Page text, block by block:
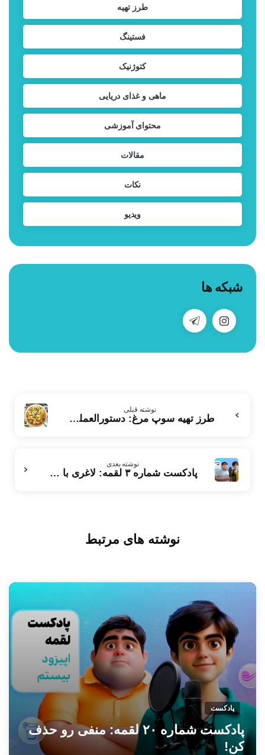
طرز تهیه
فستینگ
کتوژنیک
ماهی و غذای دریایی
محتوای آموزشی
مقالات
نکات
ویدیو
شبکه ها
بخوانید
نوشته قبلی
طرز تهیه سوپ مرغ: دستورالعملی خوشمزه و مغذی برای سبک زندگی سالم
نوشته بعدی
پادکست شماره ۳ لقمه: لاغری با مدیتیشن
نوشته های مرتبط
پادکست
پادکست شماره ۲۰ لقمه: منفی رو حذف
کن!